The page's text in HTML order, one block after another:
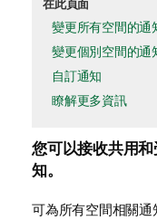
在此頁面
變更所有空間的通
變更個別空間的通
自訂通知
瞭解更多資訊
您可以接收共用和
知。
可為所有空間相關